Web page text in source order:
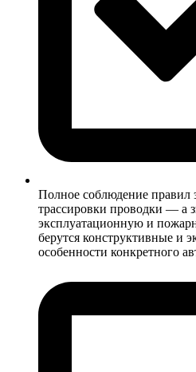
Полное соблюдение правил
трассировки проводки — а
эксплуатационную и
берутся конструктивные и
особенности конкретного